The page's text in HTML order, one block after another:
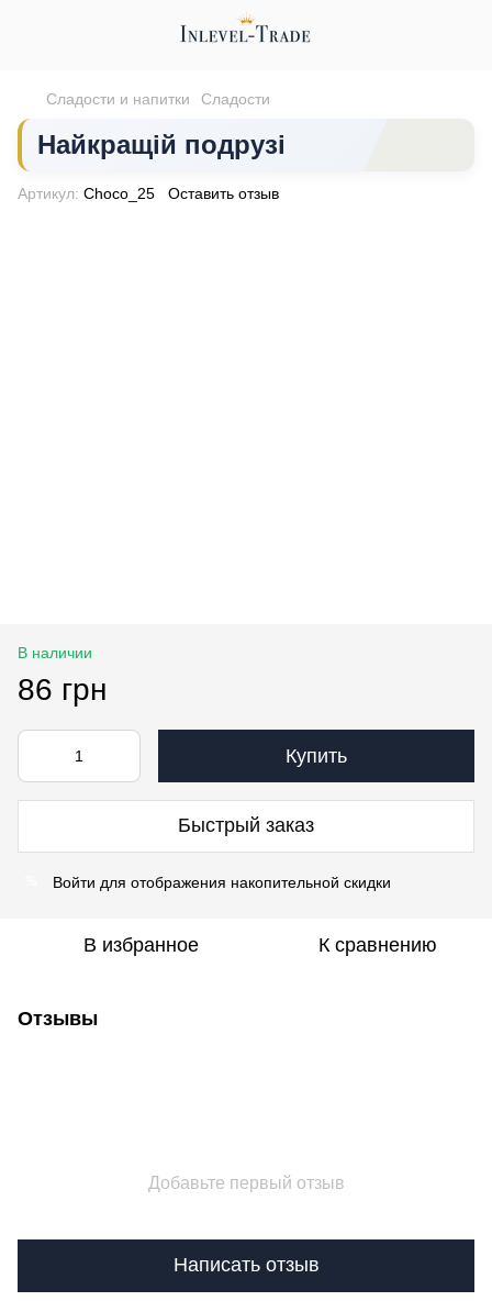
Сладости и напитки Сладости
Найкращій подрузі
Артикул: Choco_25 Оставить отзыв
В наличии
86 грн
Купить
Быстрый заказ
Войти для отображения накопительной скидки
В избранное К сравнению
Отзывы
Добавьте первый отзыв
Написать отзыв